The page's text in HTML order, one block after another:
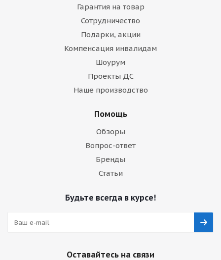
Гарантия на товар
Сотрудничество
Подарки, акции
Компенсация инвалидам
Шоурум
Проекты ДС
Наше производство
Помощь
Обзоры
Вопрос-ответ
Бренды
Статьи
Будьте всегда в курсе!
Оставайтесь на связи